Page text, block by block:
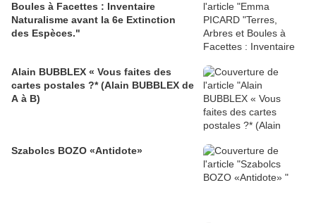
Boules à Facettes : Inventaire
Naturalisme avant la 6e Extinction
des Espèces."
Alain BUBBLEX « Vous faites des
cartes postales ?* (Alain BUBBLEX de
A à B)
Szabolcs BOZO «Antidote»